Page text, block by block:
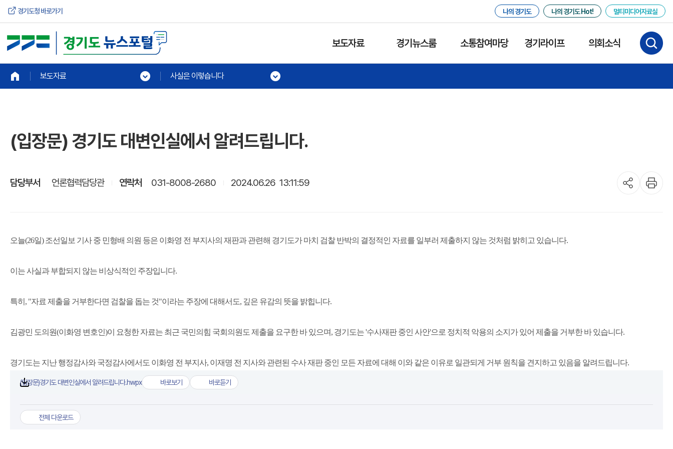
경기도청 바로가기 나의 경기도 나의 경기도 Hot! 멀티미디어자료실
보도자료 경기뉴스룸 소통참여마당 경기라이프 의회소식
보도자료 사실은 이렇습니다
(입장문) 경기도 대변인실에서 알려드립니다.
담당부서 언론협력담당관 연락처 031-8008-2680 2024.06.26 13:11:59
오늘(26일) 조선일보 기사 중 민형배 의원 등은 이화영 전 부지사의 재판과 관련해 경기도가 마치 검찰 반박의 결정적인 자료를 일부러 제출하지 않는 것처럼 밝히고 있습니다.
이는 사실과 부합되지 않는 비상식적인 주장입니다.
특히, "자료 제출을 거부한다면 검찰을 돕는 것"이라는 주장에 대해서도, 깊은 유감의 뜻을 밝힙니다.
김광민 도의원(이화영 변호인)이 요청한 자료는 최근 국민의힘 국회의원도 제출을 요구한 바 있으며, 경기도는 '수사재판 중인 사안'으로 정치적 악용의 소지가 있어 제출을 거부한 바 있습니 다.
경기도는 지난 행정감사와 국정감사에서도 이화영 전 부지사, 이재명 전 지사와 관련된 수사 재판 중인 모든 자료에 대해 이와 같은 이유로 일관되게 거부 원칙을 견지하고 있음을 알려드립니다.
첨부파일
(입장문)경기도 대변인실에서 알려드립니다.hwpx 바로보기
(입장문)경기도 대변인실에서 알려드립니다.hwpx
바로듣기
(입장문)경기도 대변인실에서 알려드립니다.hwpx
전체 다운로드